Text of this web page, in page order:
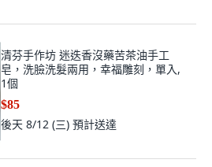
清芬手作坊 迷迭香沒藥苦茶油手工
皂，洗臉洗髮兩用，幸福雕刻，單入,
1個
$85
後天 8/12 (三) 預計送達